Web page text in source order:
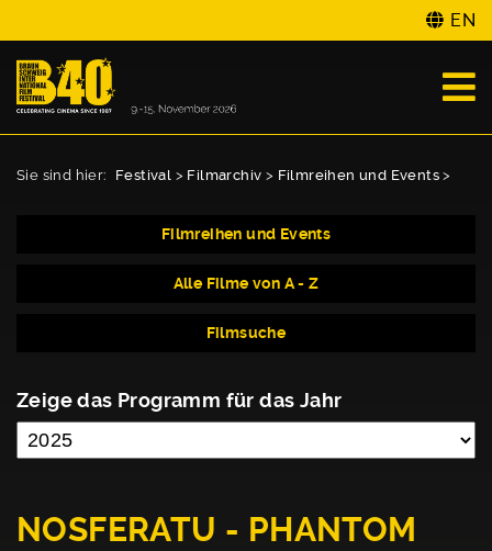
EN
Sie sind hier: Festival > Filmarchiv > Filmreihen und Events >
Filmreihen und Events
Alle Filme von A - Z
Filmsuche
Zeige das Programm für das Jahr
NOSFERATU - PHANTOM